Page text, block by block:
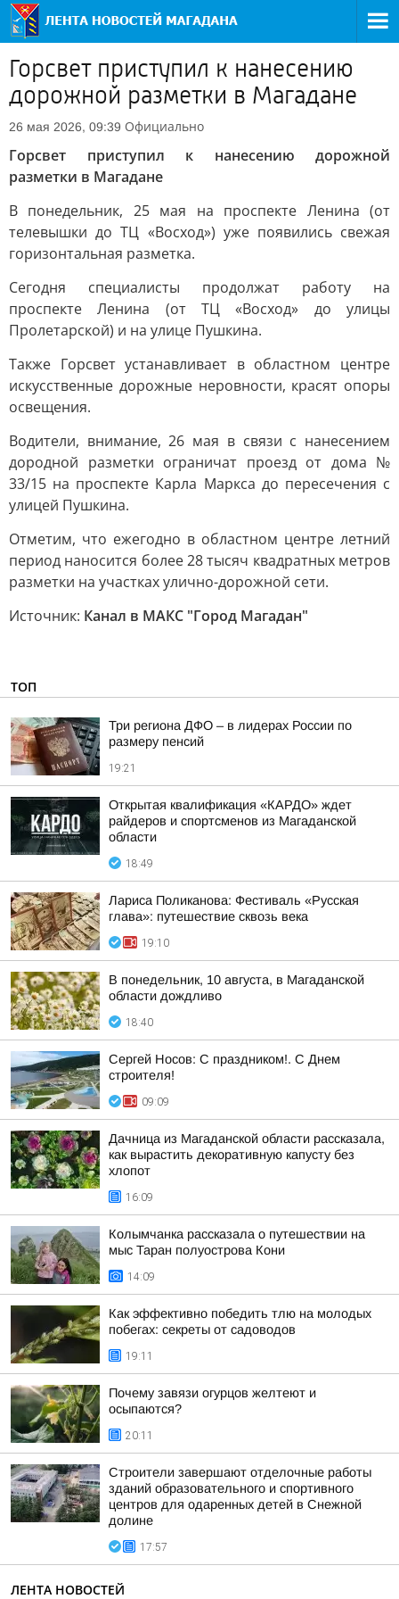
Горсвет приступил к нанесению
дорожной разметки в Магадане
26 мая 2026, 09:39 Официально
Горсвет приступил к нанесению дорожной
разметки в Магадане
В понедельник, 25 мая на проспекте Ленина (от
телевышки до ТЦ «Восход») уже появились свежая
горизонтальная разметка.
Сегодня специалисты продолжат работу на
проспекте Ленина (от ТЦ «Восход» до улицы
Пролетарской) и на улице Пушкина.
Также Горсвет устанавливает в областном центре
искусственные дорожные неровности, красят опоры
освещения.
Водители, внимание, 26 мая в связи с нанесением
дородной разметки ограничат проезд от дома №
33/15 на проспекте Карла Маркса до пересечения с
улицей Пушкина.
Отметим, что ежегодно в областном центре летний
период наносится более 28 тысяч квадратных метров
разметки на участках улично-дорожной сети.
Источник: Канал в МАКС "Город Магадан"
ТОП
Три региона ДФО – в лидерах России по
размеру пенсий
19:21
Открытая квалификация «КАРДО» ждет
райдеров и спортсменов из Магаданской
области
18:49
Лариса Поликанова: Фестиваль «Русская
глава»: путешествие сквозь века
19:10
В понедельник, 10 августа, в Магаданской
области дождливо
18:40
Сергей Носов: С праздником!. С Днем
строителя!
09:09
Дачница из Магаданской области рассказала,
как вырастить декоративную капусту без
хлопот
16:09
Колымчанка рассказала о путешествии на
мыс Таран полуострова Кони
14:09
Как эффективно победить тлю на молодых
побегах: секреты от садоводов
19:11
Почему завязи огурцов желтеют и
осыпаются?
20:11
Строители завершают отделочные работы
зданий образовательного и спортивного
центров для одаренных детей в Снежной
долине
17:57
ЛЕНТА НОВОСТЕЙ